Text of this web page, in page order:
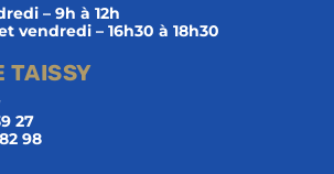
– 9h à 12h
vendredi – 16h30 à 18h30
TAISSY
27
98